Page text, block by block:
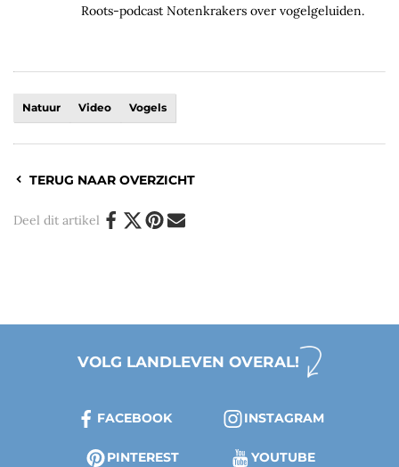
Roots-podcast Notenkrakers over vogelgeluiden.
Natuur Video Vogels
TERUG NAAR OVERZICHT
Deel dit artikel
VOLG LANDLEVEN OVERAL!
FACEBOOK INSTAGRAM
PINTEREST YOUTUBE